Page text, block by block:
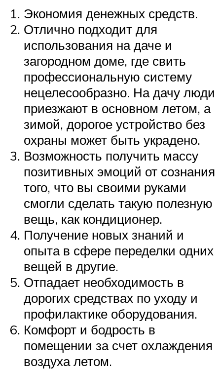
Экономия денежных средств.
Отлично подходит для
использования на даче и
загородном доме, где свить
профессиональную систему
нецелесообразно. На дачу люди
приезжают в основном летом, а
зимой, дорогое устройство без
охраны может быть украдено.
Возможность получить массу
позитивных эмоций от сознания
того, что вы своими руками
смогли сделать такую полезную
вещь, как кондиционер.
Получение новых знаний и
опыта в сфере переделки одних
вещей в другие.
Отпадает необходимость в
дорогих средствах по уходу и
профилактике оборудования.
Комфорт и бодрость в
помещении за счет охлаждения
воздуха летом.